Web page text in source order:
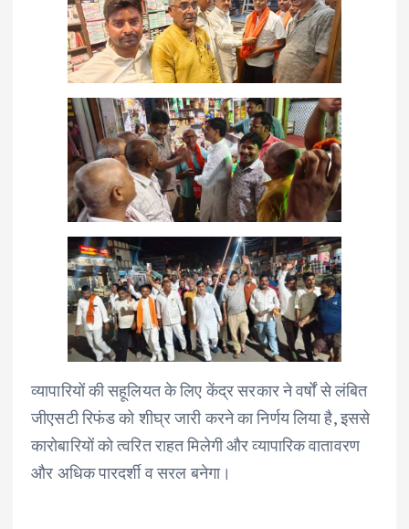
व्यापारियों की सहूलियत के लिए केंद्र सरकार ने वर्षों से लंबित
जीएसटी रिफंड को शीघ्र जारी करने का निर्णय लिया है, इससे
कारोबारियों को त्वरित राहत मिलेगी और व्यापारिक वातावरण
और अधिक पारदर्शी व सरल बनेगा।